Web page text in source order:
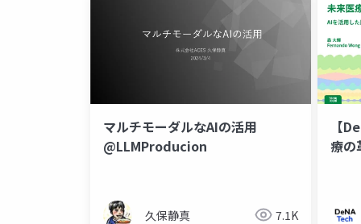
マルチモーダルなAIの活用
@LLMProducion
久保静真 7.1K
【
療の